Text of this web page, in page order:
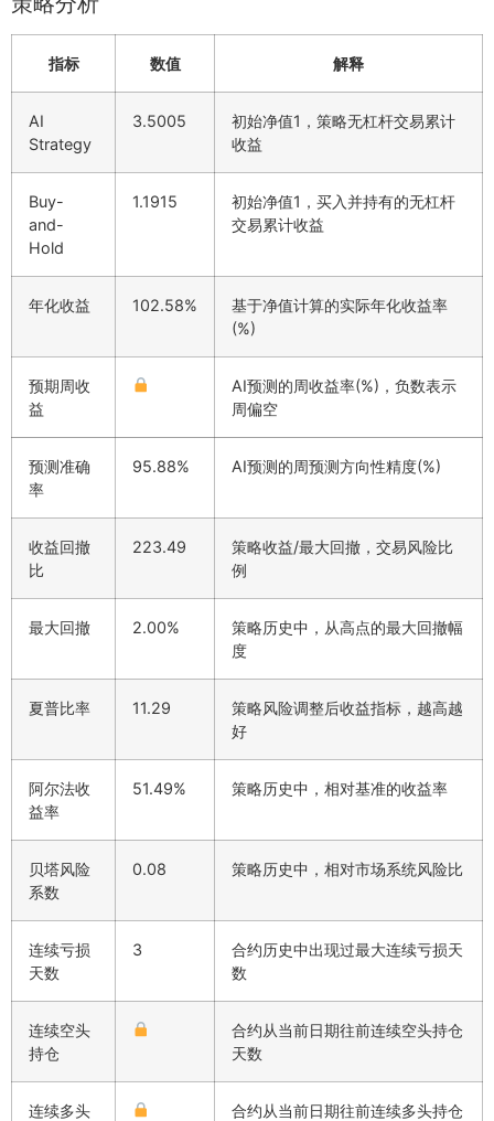
指标 数值 解释
AI
Strategy
3.5005
初始净值1，策略无杠杆交易累计
收益
Buy-
and-
Hold
1.1915
初始净值1，买入并持有的无杠杆
交易累计收益
年化收益 102.58%
基于净值计算的实际年化收益率
(%)
预期周收
益
AI预测的周收益率(%)，负数表示
周偏空
预测准确
率
95.88% AI预测的周预测方向性精度(%)
收益回撤
比
223.49
策略收益/最大回撤，交易风险比
例
最大回撤 2.00%
策略历史中，从高点的最大回撤幅
度
夏普比率 11.29
策略风险调整后收益指标，越高越
好
阿尔法收
益率
51.49% 策略历史中，相对基准的收益率
贝塔风险
系数
0.08 策略历史中，相对市场系统风险比
连续亏损
天数
3
合约历史中出现过最大连续亏损天
数
连续空头
持仓
合约从当前日期往前连续空头持仓
天数
连续多头
合约从当前日期往前连续多头持仓